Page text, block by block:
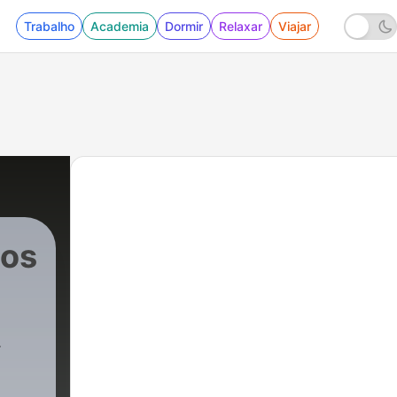
Trabalho Academia Dormir Relaxar Viajar